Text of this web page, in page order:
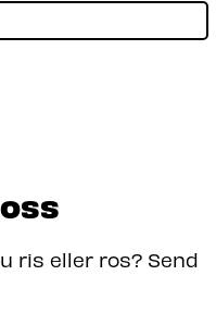
ris eller ros? Send